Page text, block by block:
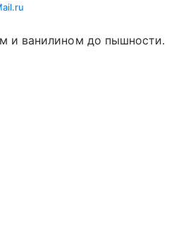
и ванилином до пышности.